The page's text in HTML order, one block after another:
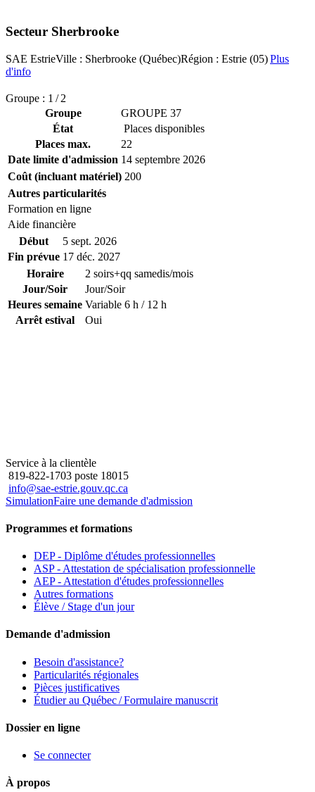
Secteur Sherbrooke
SAE EstrieVille : Sherbrooke (Québec)Région : Estrie (05)Plus
d'info
Groupe : 1 / 2
Groupe
GROUPE 37
État
Places disponibles
Places max.
22
Date limite d'admission 14 septembre 2026
Coût (incluant matériel) 200
Autres particularités
Formation en ligne
Aide financière
Début
5 sept. 2026
Fin prévue 17 déc. 2027
Horaire
2 soirs+qq samedis/mois
Jour/Soir
Jour/Soir
Heures semaine Variable 6 h / 12 h
Arrêt estival
Oui
Service à la clientèle
819-822-1703 poste 18015
info@sae-estrie.gouv.qc.ca
SimulationFaire une demande d'admission
Programmes et formations
DEP - Diplôme d'études professionnelles
ASP - Attestation de spécialisation professionnelle
AEP - Attestation d'études professionnelles
Autres formations
Élève / Stage d'un jour
Demande d'admission
Besoin d'assistance?
Particularités régionales
Pièces justificatives
Étudier au Québec / Formulaire manuscrit
Dossier en ligne
Se connecter
À propos